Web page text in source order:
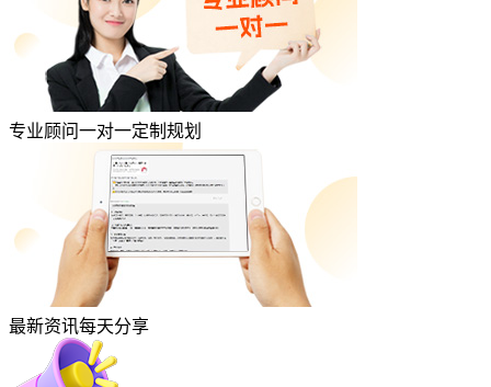
专业顾问一对一定制规划
最新资讯每天分享